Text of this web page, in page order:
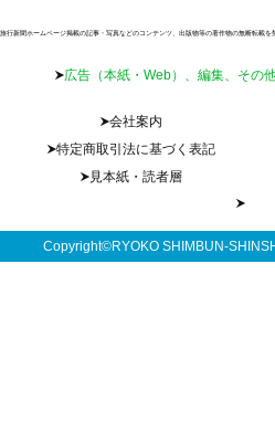
旅行新聞ホームページ掲載の記事・写真などのコンテンツ、出版物等の著作物の無断転載を
広告（本紙・Web）、編集、その
会社案内
特定商取引法に基づく表記
見本紙・読者層
Copyright©RYOKO SHIMBUN-